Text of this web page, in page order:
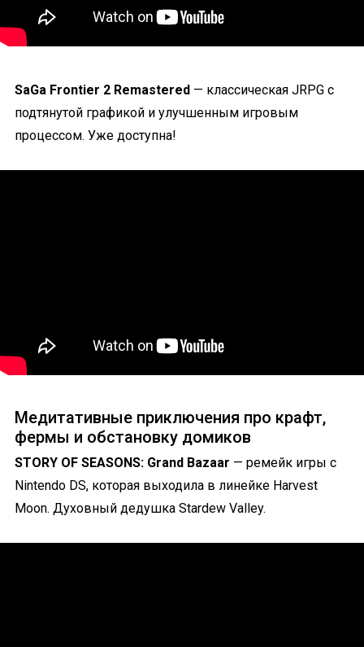
SaGa Frontier 2 Remastered — классическая JRPG с
подтянутой графикой и улучшенным игровым
процессом. Уже доступна!
Медитативные приключения про крафт,
фермы и обстановку домиков
STORY OF SEASONS: Grand Bazaar — ремейк игры с
Nintendo DS, которая выходила в линейке Harvest
Moon. Духовный дедушка Stardew Valley.